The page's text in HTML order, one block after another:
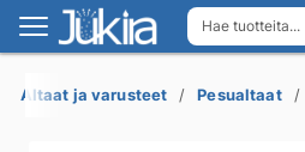
Hae tuotteita...
Siirry
navigointiin
Siirry
sisältöön
Altaat ja varusteet Pesualtaat